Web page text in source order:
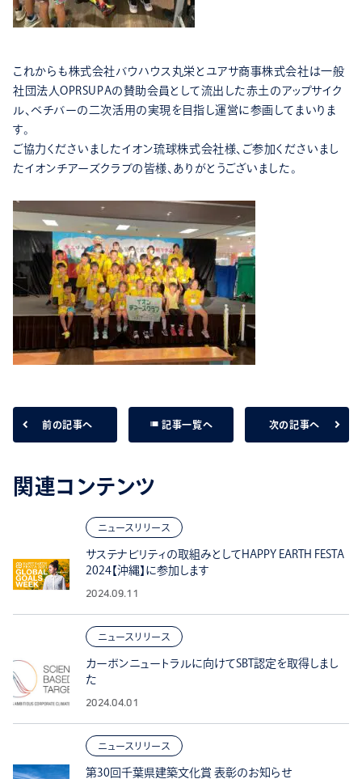
これからも株式会社バウハウス丸栄とユアサ商事株式会社は一般
社団法人OPRSUPAの賛助会員として流出した赤土のアップサイク
ル、ベチバーの二次活用の実現を目指し運営に参画してまいりま
す。
ご協力くださいましたイオン琉球株式会社様、ご参加くださいまし
たイオンチアーズクラブの皆様、ありがとうございました。
前の記事へ list 記事一覧へ 次の記事へ
関連コンテンツ
ニュースリリース
サステナビリティの取組みとしてHAPPY EARTH FESTA
2024【沖縄】に参加します
2024.09.11
ニュースリリース
カーボンニュートラルに向けてSBT認定を取得しまし
た
2024.04.01
ニュースリリース
第30回千葉県建築文化賞 表彰のお知らせ